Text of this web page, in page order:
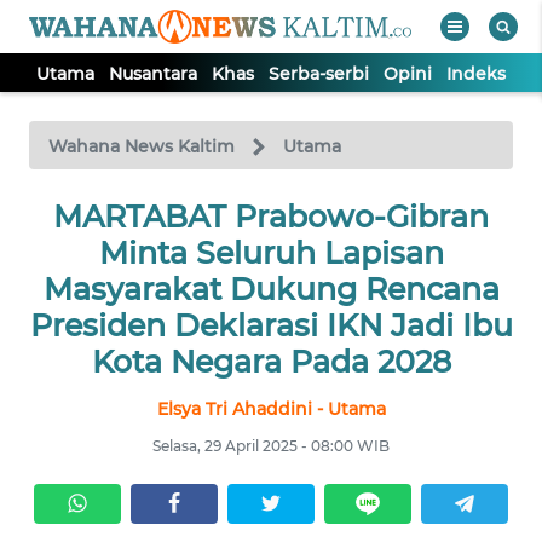
Utama Nusantara Khas Serba-serbi Opini Indeks
Wahana News Kaltim Utama
MARTABAT Prabowo-Gibran
Minta Seluruh Lapisan
Masyarakat Dukung Rencana
Presiden Deklarasi IKN Jadi Ibu
Kota Negara Pada 2028
Elsya Tri Ahaddini - Utama
Selasa, 29 April 2025 - 08:00 WIB
TV
Tutup
UTAMA
NUSANTARA
OPINI